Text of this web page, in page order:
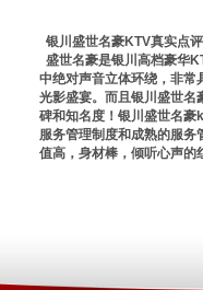
银川盛世名豪KTV真实点评
盛世名豪是银川高档豪华
中绝对声音立体环绕，非常
光影盛宴。而且银川盛世名
碑和知名度！银川盛世名
服务管理制度和成熟的服
值高，身材棒，倾听心声的